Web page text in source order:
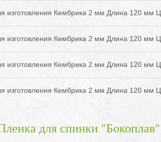
изготовления Кембрика 2 мм Длина 120 мм
изготовления Кембрика 2 мм Длина 120 мм
изготовления Кембрика 2 мм Длина 120 мм
изготовления Кембрика 2 мм Длина 120 мм
для спинки